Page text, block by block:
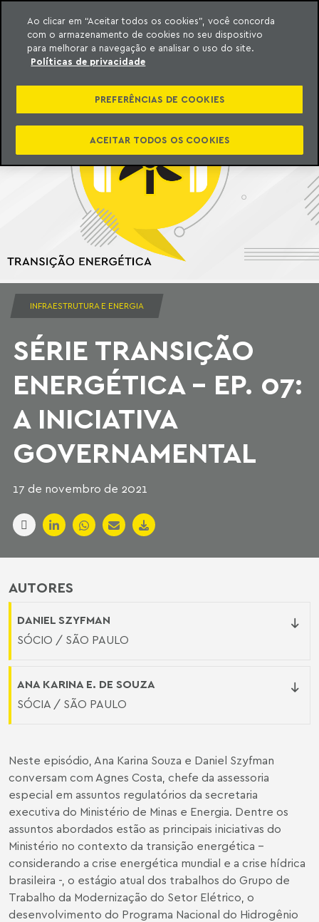
o conteúdo
Machado Meyer
INFRAESTRUTURA E ENERGIA
SÉRIE TRANSIÇÃO
ENERGÉTICA - EP. 07:
A INICIATIVA
GOVERNAMENTAL
17 de novembro de 2021
AUTORES
DANIEL SZYFMAN
SÓCIO / SÃO PAULO
ANA KARINA E. DE SOUZA
SÓCIA / SÃO PAULO
Neste episódio, Ana Karina Souza e Daniel Szyfman
conversam com Agnes Costa, chefe da assessoria
especial em assuntos regulatórios da secretaria
executiva do Ministério de Minas e Energia. Dentre os
assuntos abordados estão as principais iniciativas do
Ministério no contexto da transição energética -
considerando a crise energética mundial e a crise hídrica
brasileira -, o estágio atual dos trabalhos do Grupo de
Trabalho da Modernização do Setor Elétrico, o
desenvolvimento do Programa Nacional do Hidrogênio
Ao clicar em “Aceitar todos os cookies”, você concorda
com o armazenamento de cookies no seu dispositivo
para melhorar a navegação e analisar o uso do site.
Políticas de privacidade
PREFERÊNCIAS DE COOKIES
ACEITAR TODOS OS COOKIES